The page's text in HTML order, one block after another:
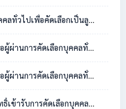
ป็นลูกจ้างชั่วคราว ตำแหน่งแม่บ้าน / นักการภารโรง
อจ้างเป็นลูกจ้างชั่วคราว ตำแหน่งครูอัตราจ้าง วิชาเอกภาษาอังกฤษ
ปเพื่อจ้างเป็นลูกจ้างชั่วคราว ตำแหน่ง แม่บ้าน/นักการภารโรง
พื่อจ้างเป็นลูกจ้างชั่วคราว ตำแหน่งครูอัตราจ้าง วิชาเอกภาษาอังกฤษ